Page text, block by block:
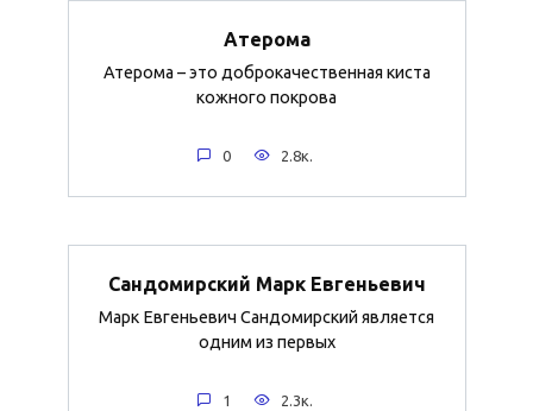
Атерома
Атерома – это доброкачественная киста
кожного покрова
0 2.8к.
Сандомирский Марк Евгеньевич
Марк Евгеньевич Сандомирский является
одним из первых
1 2.3к.